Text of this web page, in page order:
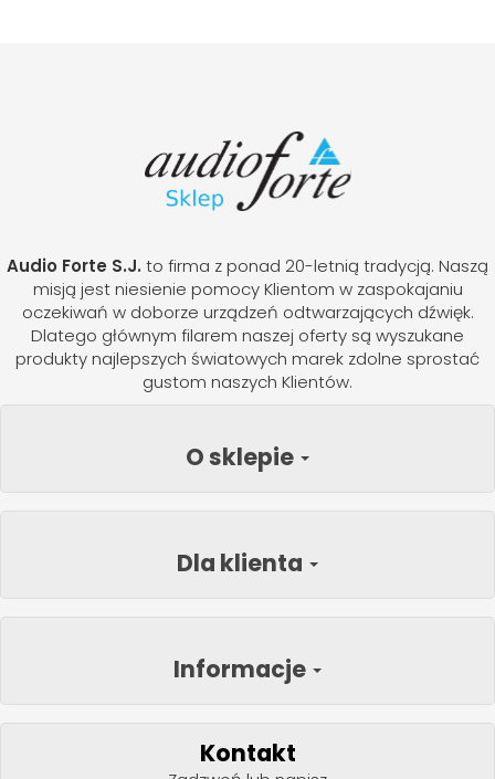
Audio Forte S.J. to firma z ponad 20-letnią tradycją. Naszą
misją jest niesienie pomocy Klientom w zaspokajaniu
oczekiwań w doborze urządzeń odtwarzających dźwięk.
Dlatego głównym filarem naszej oferty są wyszukane
produkty najlepszych światowych marek zdolne sprostać
gustom naszych Klientów.
O sklepie
Dla klienta
Informacje
Kontakt